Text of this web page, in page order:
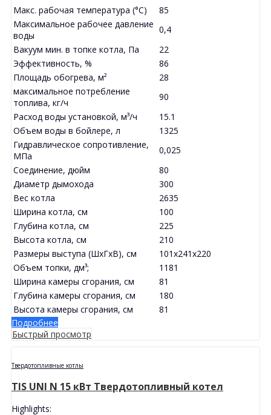
Макс. рабочая температура (°С)
85
Максимальное рабочее давление
воды
0,4
Вакуум мин. в топке котла, Па
22
Эффективность, %
86
Площадь обогрева, м²
28
максимальное потребление
топлива, кг/ч
90
Расход воды установкой, м³/ч
15.1
Объем воды в бойлере, л
1325
Гидравлическое сопротивление,
МПа
0,025
Соединение, дюйм
80
Диаметр дымохода
300
Вес котла
2635
Ширина котла, см
100
Глубина котла, см
225
Высота котла, см
210
Размеры выступа (ШхГхВ), см
101x241x220
Объем топки, дм³;
1181
Ширина камеры сгорания, см
81
Глубина камеры сгорания, см
180
Высота камеры сгорания, см
81
Подробнее
Быстрый просмотр
Твердотопливные котлы
TIS UNI N 15 кВт Твердотопливный котел
Highlights: